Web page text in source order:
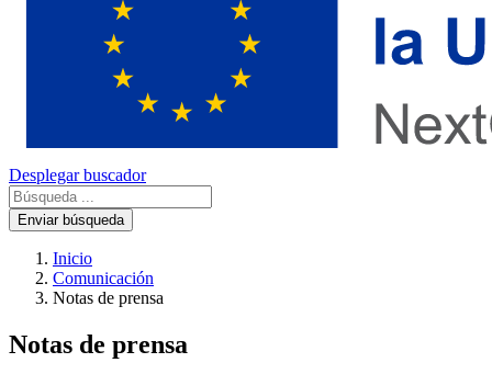
Desplegar buscador
Enviar búsqueda
Inicio
Comunicación
Notas de prensa
Notas de prensa